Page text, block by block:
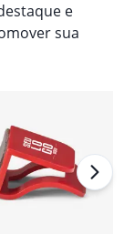
e
sua